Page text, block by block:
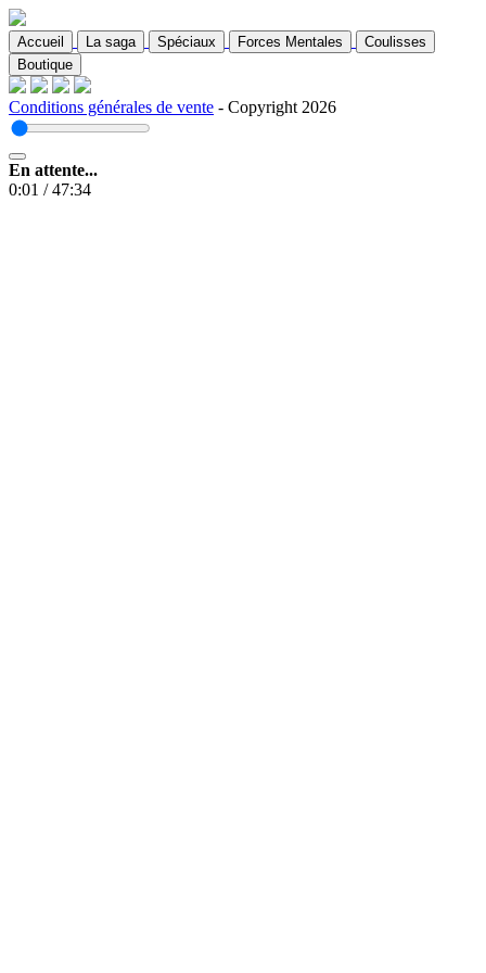
Accueil La saga Spéciaux Forces Mentales
Coulisses
Boutique
Conditions générales de vente - Copyright 2026
En attente...
0:01 /47:34